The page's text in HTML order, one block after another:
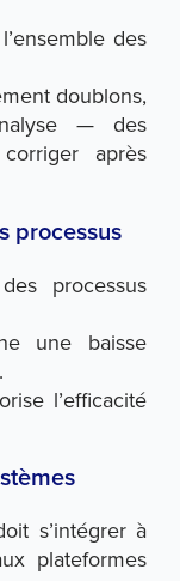
des
doublons,
— des
après
processus
processus
une baisse
l’efficacité
s’intégrer à
plateformes